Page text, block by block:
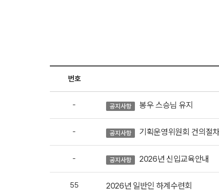
번호
- 공지사항 봉우 스승님 유지
- 공지사항 기획운영위원회 건의절
- 공지사항 2026년 신입교육안내
55 2026년 일반인 하계수련회